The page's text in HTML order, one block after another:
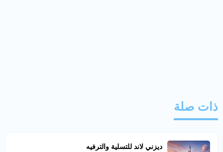
ذات صلة
ديزني لاند للتسلية والترفيه